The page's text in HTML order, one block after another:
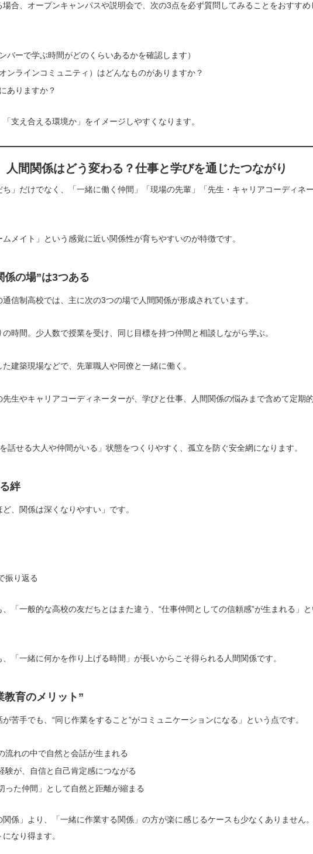
合、オープンキャンパスや説明会で、次の3点を必ず質問してみることをおすすめ
ーで学ぶ時間がどのくらいあるかを確認します）
ンラインコミュニティ）はどんなものがありますか？
ありますか？
支え合える環境か」をイメージしやすくなります。
間関係はどう変わる？仕事と学びを通じたつながり
」だけでなく、「一緒に働く仲間」「現場の先輩」「先生・キャリアコーディネ
メイト」という感覚に近い関係性が育ちやすいのが特徴です。
係の場”は3つある
信制高校では、主に次の3つの場で人間関係が形成されています。
の時間。少人数で授業を受け、同じ目標を持つ仲間と相談しながら学ぶ。
た建築現場などで、先輩職人や同僚と一緒に働く。
先生やキャリアコーディネーターが、学びと仕事、人間関係の悩みまで含めて定期
話せる大人や仲間がいる」状態をつくりやすく、孤立を防ぐ安全網になります。
絆
、関係は深くなりやすい」です。
振り返る
「一般的な高校の友だちとはまた違う、“仕事仲間としての信頼感”が生まれる」
「一緒に何かを作り上げる時間」が長いからこそ得られる人間関係です。
教育のメリット”
苦手でも、“同じ作業をすること”がコミュニケーションになる」という点です。
流れの中で自然と会話が生まれる
験が、自信と自己肯定感につながる
た仲間」として自然と距離が縮まる
係」より、「一緒に作業する関係」の方が楽に感じるケースも少なくありません
なり得ます。